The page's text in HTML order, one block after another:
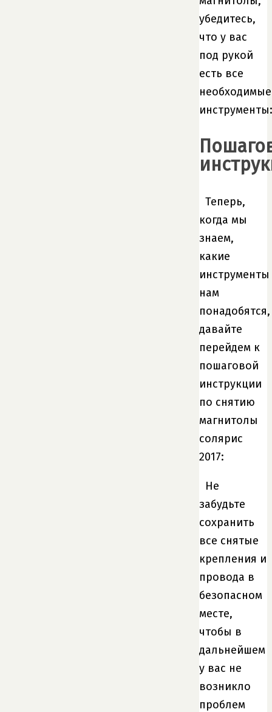
убедитесь,
что у вас
под рукой
есть все
необходимые
инструменты:
Теперь,
когда мы
знаем,
какие
инструменты
нам
понадобятся,
давайте
перейдем к
пошаговой
инструкции
по снятию
магнитолы
солярис
2017:
Не
забудьте
сохранить
все снятые
крепления и
провода в
безопасном
месте,
чтобы в
дальнейшем
у вас не
возникло
проблем